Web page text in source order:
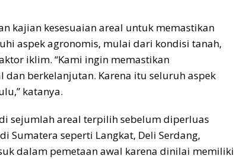
kajian kesesuaian areal untuk memastikan
aspek agronomis, mulai dari kondisi tanah,
iklim. “Kami ingin memastikan
berkelanjutan. Karena itu seluruh aspek
katanya.
sejumlah areal terpilih sebelum diperluas
Sumatera seperti Langkat, Deli Serdang,
dalam pemetaan awal karena dinilai memiliki